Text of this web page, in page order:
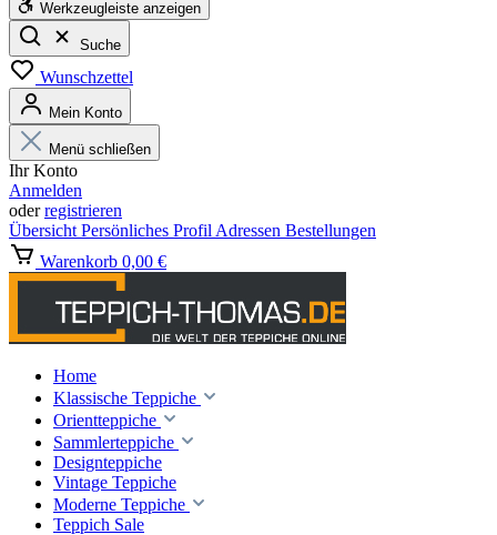
Werkzeugleiste anzeigen
Suche
Wunschzettel
Mein Konto
Menü schließen
Ihr Konto
Anmelden
oderregistrieren
Übersicht Persönliches Profil Adressen Bestellungen
Warenkorb 0,00 €
Home
Klassische Teppiche
Orientteppiche
Sammlerteppiche
Designteppiche
Vintage Teppiche
Moderne Teppiche
Teppich Sale